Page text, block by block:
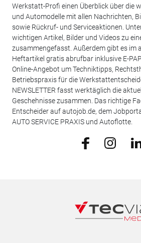
Werkstatt-Profi einen Überblick über die
und Automodelle mit allen Nachrichten,
sowie Rückruf- und Serviceaktionen.
wichtigen Artikel, Bilder und Videos zu
zusammengefasst. Außerdem gibt es im
Heftartikel gratis abrufbar inklusive E-
Online-Angebot um Techniktipps,
Betriebspraxis für die
NEWSLETTER fasst werktäglich die
Geschehnisse zusammen. Das richtige
Entscheider auf autojob.de, dem
AUTO SERVICE PRAXIS und Autoflotte.